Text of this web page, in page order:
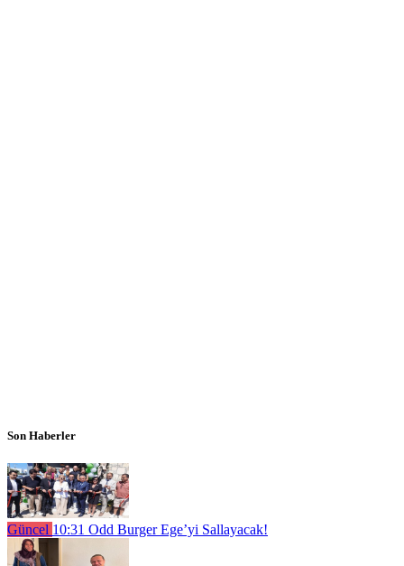
Son Haberler
Güncel 10:31 Odd Burger Ege’yi Sallayacak!